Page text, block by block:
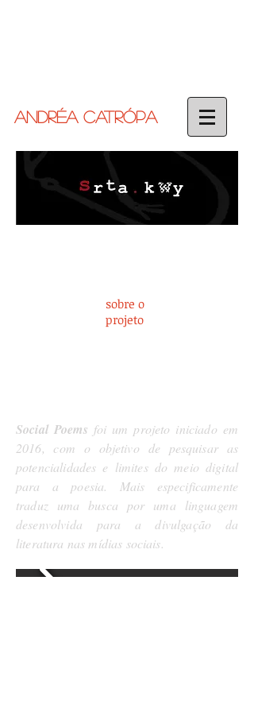
ANDRÉA catrópa
Social Poems foi um projeto iniciado em
2016, com o objetivo de pesquisar as
potencialidades e limites do meio digital
para a poesia. Mais especificamente
traduz uma busca por uma linguagem
desenvolvida para a divulgação da
literatura nas mídias sociais.
sobre o
projeto